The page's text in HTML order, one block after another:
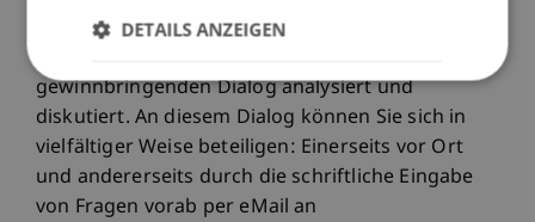
Die zentralen Aspekte werden zudem in einem
gewinnbringenden Dialog analysiert und
diskutiert. An diesem Dialog können Sie sich in
vielfältiger Weise beteiligen: Einerseits vor Ort
und andererseits durch die schriftliche Eingabe
von Fragen vorab per eMail an
DETAILS ANZEIGEN